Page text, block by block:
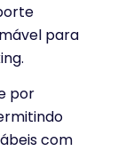
para
por
com